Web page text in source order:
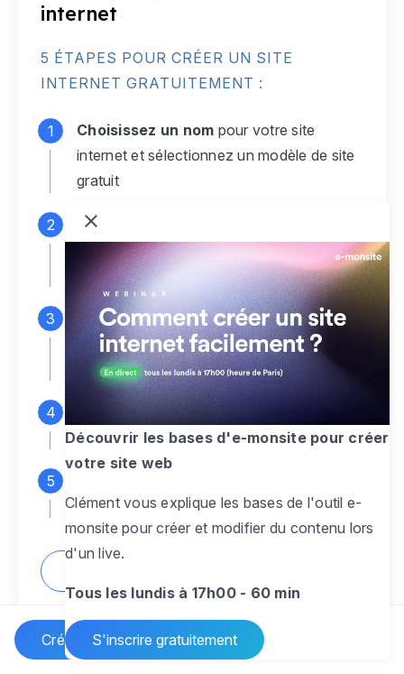
Créer un site Internet
internet
5 ÉTAPES POUR CRÉER UN SITE
INTERNET GRATUITEMENT :
Choisissez un nom pour votre site
internet et sélectionnez un modèle de site
gratuit
Connectez-vous
monsite gratuit pour accéder à votre
espace d'administration
Personnalisez entièrement le
designpour créer un site web sur-mesure,
à votre image
Ajoutez des pagessans limite pour
présenter votre activité, votre passion
pour rendre votre site dynamique
Découvrir les bases d'e-monsite pour créer
votre site web
Clément vous explique les bases de l'outil e-
monsite pour créer et modifier du contenu lors
d'un live.
Tous les lundis à 17h00 - 60 min
S'inscrire gratuitement